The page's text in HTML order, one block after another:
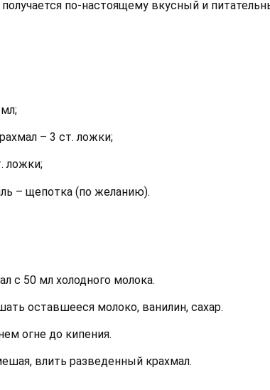
получается по-настоящему вкусный и
– 3 ст. ложки;
ложки;
– щепотка (по желанию).
с 50 мл холодного молока.
оставшееся молоко, ванилин, сахар.
огне до кипения.
влить разведенный крахмал.